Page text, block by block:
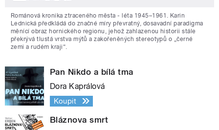
Románová kronika ztraceného města - léta 1945–1961. Karin
Lednická předkládá do značné míry převratný, dosavadní paradigma
měnící obraz hornického regionu, jehož zahlazenou historii stále
překrývá tlustá vrstva mýtů a zakořeněných stereotypů o „černé
zemi a rudém kraji“.
Pan Nikdo a bílá tma
Dora Kaprálová
Koupit
Bláznova smrt